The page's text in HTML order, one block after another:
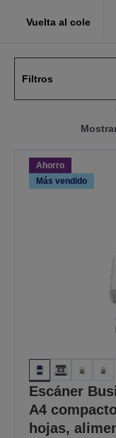
Vuelta al cole
Filtros
Ahorro
Más vendido
Escáner
A4
hojas,